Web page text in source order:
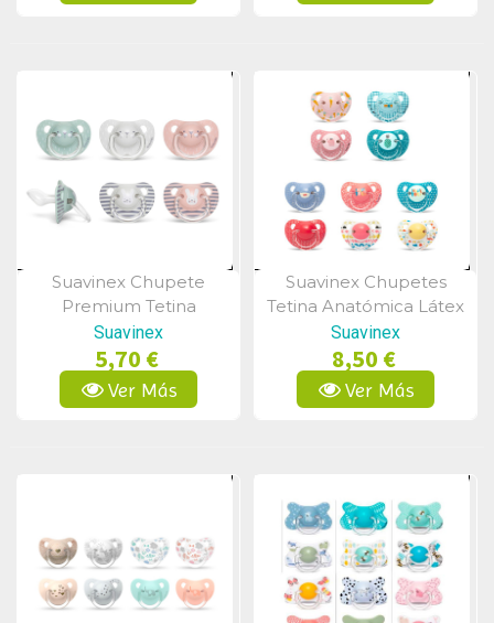
Vista Rápida
Suavinex Chupete
Premium Tetina
Anatómica Silicona 6-
18m
Suavinex
5,70 €
Ver Más
Vista Rápida
Suavinex Chupetes
Tetina Anatómica Látex
6-18m 2Uds
Suavinex
8,50 €
Ver Más